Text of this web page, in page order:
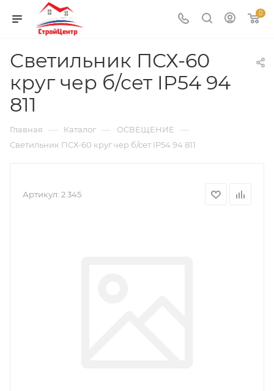
0
Светильник ПСХ-60
круг чер б/сет IP54 94
811
Главная — Каталог — ОСВЕЩЕНИЕ —
Светильник ПСХ-60 круг чер б/сет IP54 94 811
Артикул: 2 345